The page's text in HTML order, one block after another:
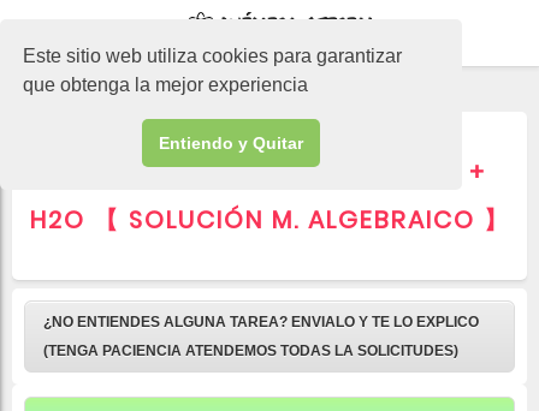
Este sitio web utiliza cookies para garantizar
que obtenga la mejor experiencia
Entiendo y Quitar
▷ MnO2 + HCl = MnCl2 + Cl2 +
H2O 【 SOLUCIÓN M. ALGEBRAICO 】
¿NO ENTIENDES ALGUNA TAREA? ENVIALO Y TE LO EXPLICO
(TENGA PACIENCIA ATENDEMOS TODAS LA SOLICITUDES)